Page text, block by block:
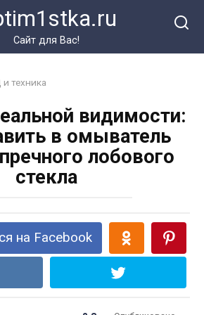
Сайт для Вас!
техника
видимости:
в омыватель
лобового
стекла
на Facebook